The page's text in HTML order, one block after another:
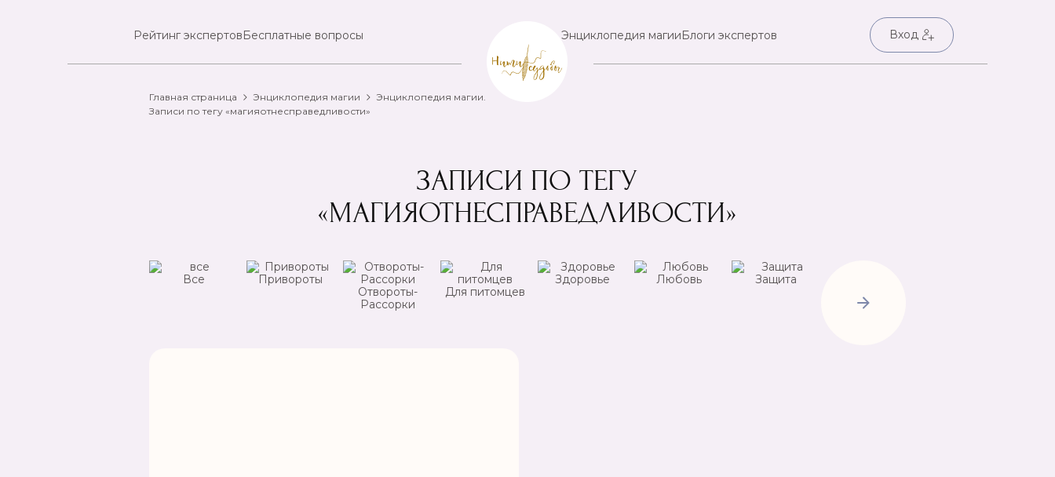
Рейтинг экспертовБесплатные вопросы Энциклопедия магииБлоги экспертов Вход
Главная страница Энциклопедия магии
Энциклопедия магии.
Записи по тегу «магияотнесправедливости»
ЗАПИСИ ПО ТЕГУ
«МАГИЯОТНЕСПРАВЕДЛИВОСТИ»
Все
Привороты
Отвороты-
Рассорки
Для питомцев
Здоровье Любовь Защита